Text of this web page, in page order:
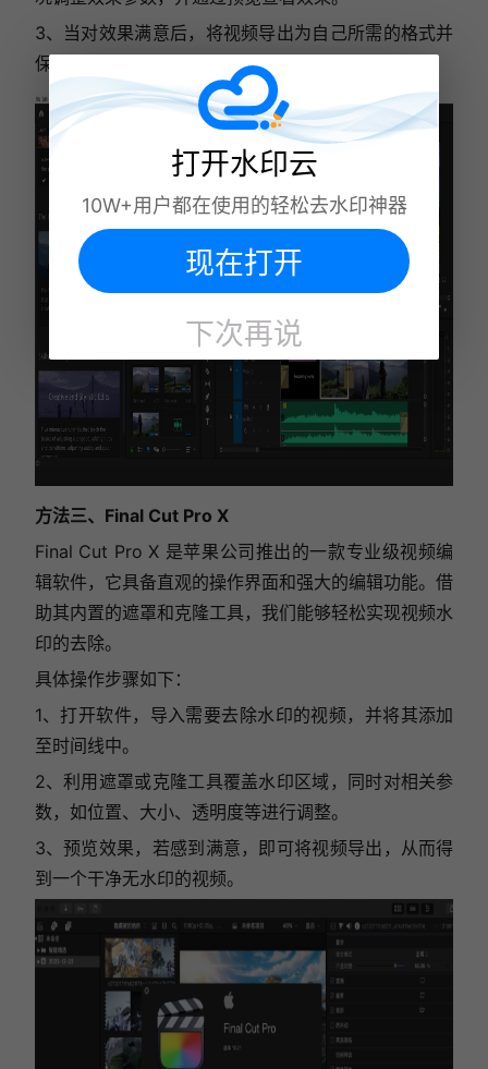
3、当对效果满意后，将视频导出为自己所需的格式并
保存，便可使用处理后的视频了。
方法三、Final Cut Pro X
Final Cut Pro X 是苹果公司推出的一款专业级视频编
辑软件，它具备直观的操作界面和强大的编辑功能。借
助其内置的遮罩和克隆工具，我们能够轻松实现视频水
印的去除。
具体操作步骤如下：
1、 打开软件，导入需要去除水印的视频，并将其添加
至时间线中。
2、利用遮罩或克隆工具覆盖水印区域，同时对相关参
数，如位置、大小、透明度等进行调整。
3、预览效果，若感到满意，即可将视频导出，从而得
到一个干净无水印的视频。
打开水印云
10W+用户都在使用的轻松去水印神器
现在打开
下次再说